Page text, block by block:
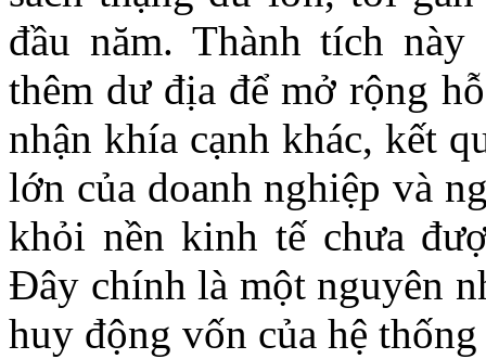
đầu năm. Thành tích
thêm dư địa để mở rộng
nhận khía cạnh khác, kết
lớn của doanh nghiệp và
khỏi nền kinh tế chưa
Đây chính là một nguyên
huy động vốn của hệ